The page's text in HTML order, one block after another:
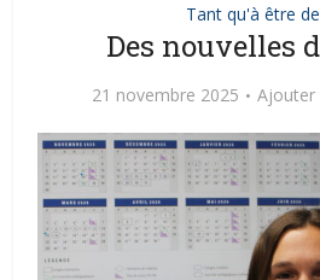
Tant qu'à être
Des nouvelles
21 novembre 2025 Ajouter